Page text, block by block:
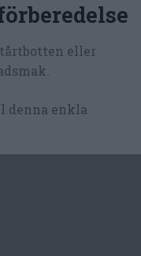
eller
denna enkla